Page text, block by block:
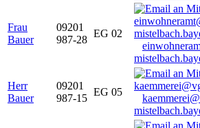
Frau
Bauer
09201
987-28
EG 02
Herr
Bauer
09201
987-15
EG 05